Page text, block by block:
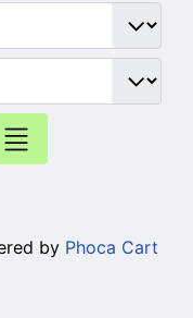
by Phoca Cart